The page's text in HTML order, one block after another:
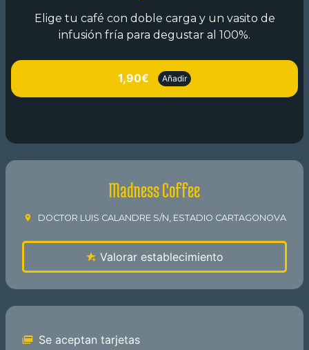
Elige tu café con doble carga y un vasito de
infusión fría para degustar al 100%.
1,90€ Añadir
Madness Coffee
DOCTOR LUIS CALANDRE S/N, ESTADIO CARTAGONOVA
Valorar establecimiento
Se aceptan tarjetas